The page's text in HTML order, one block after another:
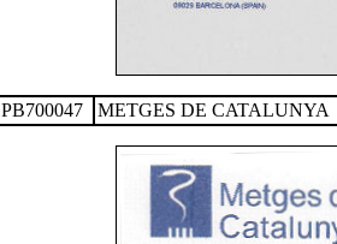
PB700047 METGES DE CATALUNYA